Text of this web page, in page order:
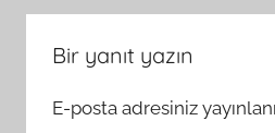
Bir yanıt yazın
E-posta adresiniz